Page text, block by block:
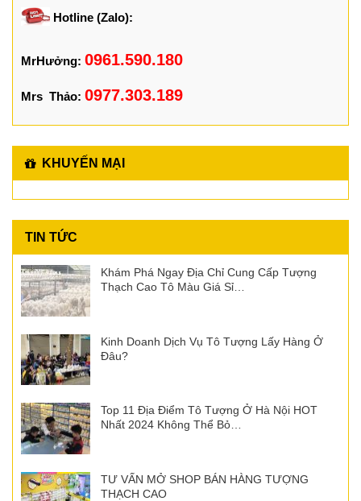
Hotline (Zalo):
MrHưởng: 0961.590.180
Mrs Thảo: 0977.303.189
KHUYẾN MẠI
TIN TỨC
Khám Phá Ngay Địa Chỉ Cung Cấp Tượng
Thạch Cao Tô Màu Giá Sỉ…
Kinh Doanh Dịch Vụ Tô Tượng Lấy Hàng Ở
Đâu?
Top 11 Địa Điểm Tô Tượng Ở Hà Nội HOT
Nhất 2024 Không Thể Bỏ…
TƯ VẤN MỞ SHOP BÁN HÀNG TƯỢNG
THẠCH CAO